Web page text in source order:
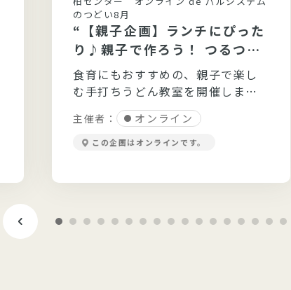
のつどい8月
“【親子企画】ランチにぴった
り♪親子で作ろう！ つるつる
モチモチ手打ちうどん”
食育にもおすすめの、親子で楽し
む手打ちうどん教室を開催しま
主催者： オンライン
この企画はオンラインです。